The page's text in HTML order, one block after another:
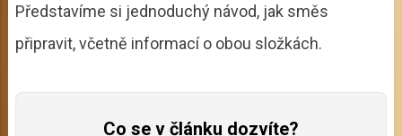
Představíme si jednoduchý návod, jak směs
připravit, včetně informací o obou složkách.
Co se v článku dozvíte?